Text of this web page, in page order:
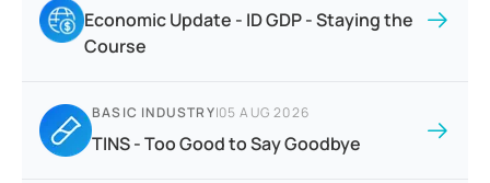
Economic Update - ID GDP - Staying the
Course
BASIC INDUSTRY|05 AUG 2026
TINS - Too Good to Say Goodbye